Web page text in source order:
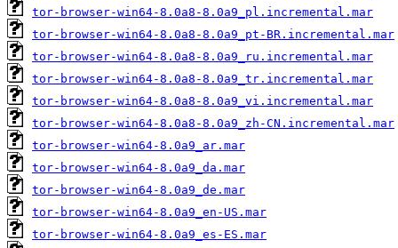
tor-browser-win64-8.0a8-8.0a9_pl.incremental.mar
tor-browser-win64-8.0a8-8.0a9_pt-BR.incremental.mar
tor-browser-win64-8.0a8-8.0a9_ru.incremental.mar
tor-browser-win64-8.0a8-8.0a9_tr.incremental.mar
tor-browser-win64-8.0a8-8.0a9_vi.incremental.mar
tor-browser-win64-8.0a8-8.0a9_zh-CN.incremental.mar
tor-browser-win64-8.0a9_ar.mar
tor-browser-win64-8.0a9_da.mar
tor-browser-win64-8.0a9_de.mar
tor-browser-win64-8.0a9_en-US.mar
tor-browser-win64-8.0a9_es-ES.mar